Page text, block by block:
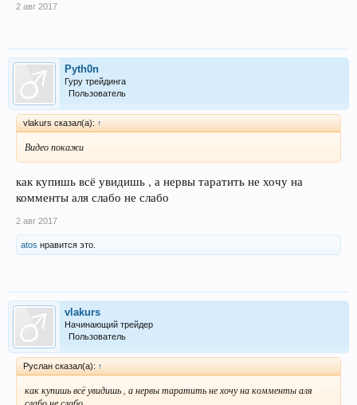
2 авг 2017
Pyth0n
Гуру трейдинга
Пользователь
vlakurs сказал(а): ↑
Видео покажи
как купишь всё увидишь , а нервы таратить не хочу на
комменты аля слабо не слабо
2 авг 2017
atos нравится это.
vlakurs
Начинающий трейдер
Пользователь
Руслан сказал(а): ↑
как купишь всё увидишь , а нервы таратить не хочу на комменты аля